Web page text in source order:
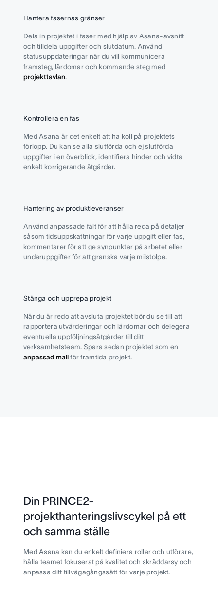
Hantera fasernas gränser
Dela in projektet i faser med hjälp av Asana-avsnitt
och tilldela uppgifter och slutdatum. Använd
statusuppdateringar när du vill kommunicera
framsteg, lärdomar och kommande steg med
projekttavlan.
Kontrollera en fas
Med Asana är det enkelt att ha koll på projektets
förlopp. Du kan se alla slutförda och ej slutförda
uppgifter i en överblick, identifiera hinder och vidta
enkelt korrigerande åtgärder.
Hantering av produktleveranser
Använd anpassade fält för att hålla reda på detaljer
såsom tidsuppskattningar för varje uppgift eller fas,
kommentarer för att ge synpunkter på arbetet eller
underuppgifter för att granska varje milstolpe.
Stänga och upprepa projekt
När du är redo att avsluta projektet bör du se till att
rapportera utvärderingar och lärdomar och delegera
eventuella uppföljningsåtgärder till ditt
verksamhetsteam. Spara sedan projektet som en
anpassad mallför framtida projekt.
Din PRINCE2-
projekthanteringslivscykel på ett
och samma ställe
Med Asana kan du enkelt definiera roller och utförare,
hålla teamet fokuserat på kvalitet och skräddarsy och
anpassa ditt tillvägagångssätt för varje projekt.